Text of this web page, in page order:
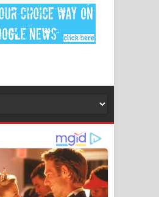
Palame Song Lyrics -
පාලමේ ගීතයේ පද පෙළ
Song Lyrics - උණුහුම